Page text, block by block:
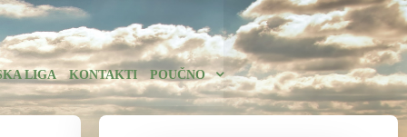
LIGA KONTAKTI POUČNO